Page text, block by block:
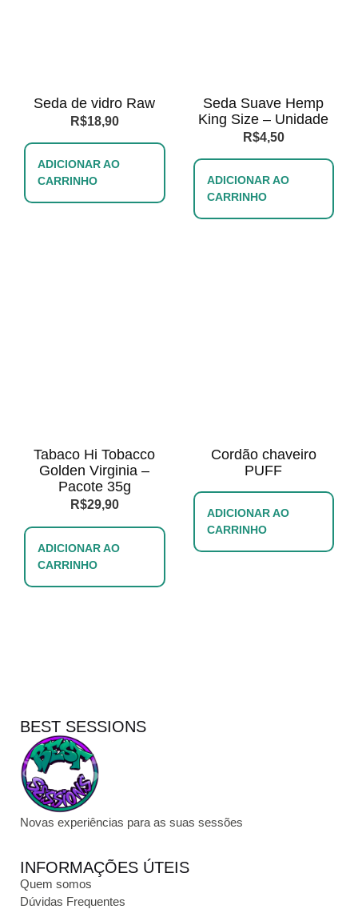
Seda de vidro Raw
R$18,90
ADICIONAR AO
CARRINHO
Seda Suave Hemp
King Size – Unidade
R$4,50
ADICIONAR AO
CARRINHO
Tabaco Hi Tobacco
Golden Virginia –
Pacote 35g
R$29,90
ADICIONAR AO
CARRINHO
Cordão chaveiro
PUFF
ADICIONAR AO
CARRINHO
BEST SESSIONS
Novas experiências para as suas sessões
INFORMAÇÕES ÚTEIS
Quem somos
Dúvidas Frequentes